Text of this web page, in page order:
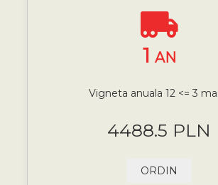
1 AN
Vigneta anuala 12 <= 3
4488.5 PLN
ORDIN